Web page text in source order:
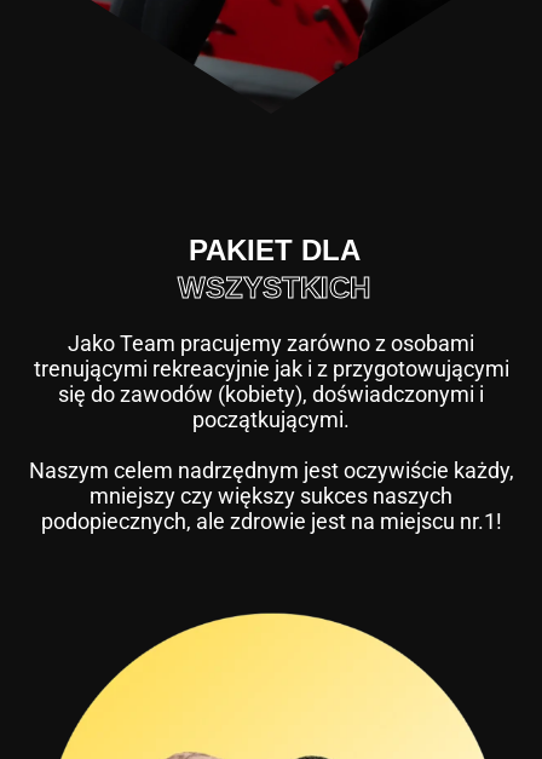
PAKIET DLA
WSZYSTKICH
Jako Team pracujemy zarówno z osobami
trenującymi rekreacyjnie jak i z przygotowującymi
się do zawodów (kobiety), doświadczonymi i
początkującymi.
Naszym celem nadrzędnym jest oczywiście każdy,
mniejszy czy większy sukces naszych
podopiecznych, ale zdrowie jest na miejscu nr.1!